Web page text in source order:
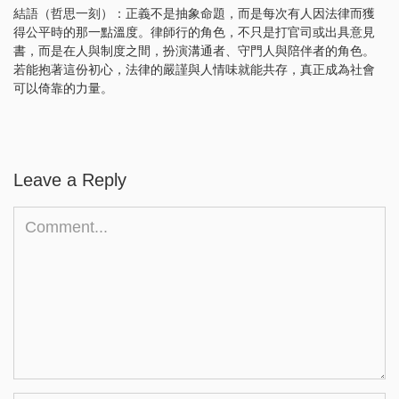
結語（哲思一刻）：正義不是抽象命題，而是每次有人因法律而獲
得公平時的那一點溫度。律師行的角色，不只是打官司或出具意見
書，而是在人與制度之間，扮演溝通者、守門人與陪伴者的角色。
若能抱著這份初心，法律的嚴謹與人情味就能共存，真正成為社會
可以倚靠的力量。
Leave a Reply